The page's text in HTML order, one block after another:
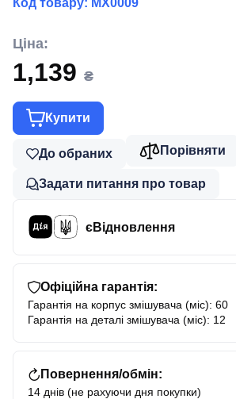
Код товару: MX0009
Ціна:
1,139 ₴
Купити
До обраних Порівняти
Задати питання про товар
єВідновлення
Офіційна гарантія:
Гарантія на корпус змішувача (міс): 60
Гарантія на деталі змішувача (міс): 12
Повернення/обмін:
14 днів (не рахуючи дня покупки)